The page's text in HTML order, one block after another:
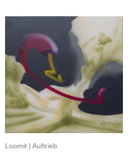
Loomit | Auftrieb